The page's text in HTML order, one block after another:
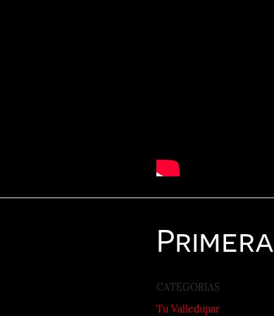
Primera
CATEGORIAS
Tu Valledupar